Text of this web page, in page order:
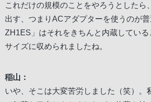
これだけの規模のことをやろうとしたら
出す、つまりACアダプターを使うのが
ZH1ES」はそれをきちんと内蔵してい
サイズに収められましたね。
稲山：
いや、そこは大変苦労しました（笑）。